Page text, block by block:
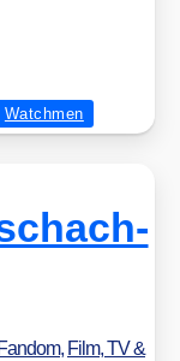
Watchmen
Fandom, Film, TV &